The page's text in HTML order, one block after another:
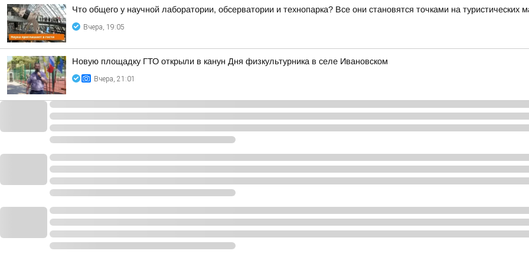
Что общего у научной лаборатории, обсерватории и технопарка? Все они становятся точками на туристических
Вчера, 19:05
Новую площадку ГТО открыли в канун Дня физкультурника в селе Ивановском
Вчера, 21:01